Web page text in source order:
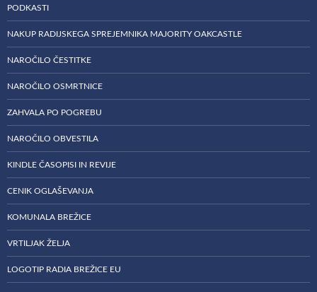
PODKASTI
NAKUP RADIJSKEGA SPREJEMNIKA MAJORITY OAKCASTLE
NAROČILO ČESTITKE
NAROČILO OSMRTNICE
ZAHVALA PO POGREBU
NAROČILO OBVESTILA
KINDLE ČASOPISI IN REVIJE
CENIK OGLAŠEVANJA
KOMUNALA BREŽICE
VRTILJAK ŽELJA
LOGOTIP RADIA BREŽICE EU